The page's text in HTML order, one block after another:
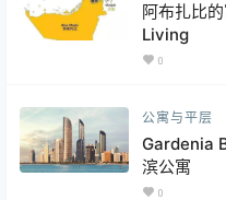
阿布扎比
Living
0
公寓与平层
Gardenia
滨公寓
0